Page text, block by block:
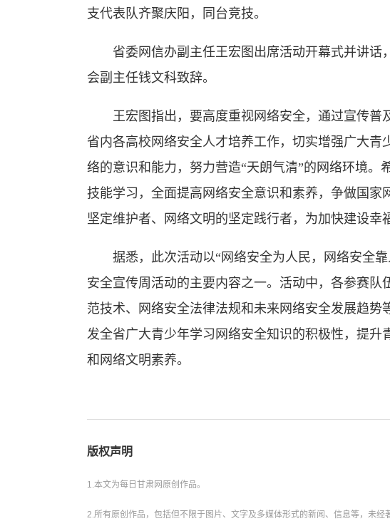
支代表队齐聚庆阳，同台竞技。
省委网信办副主任王宏图出席活动开幕式并讲话
会副主任钱文科致辞。
王宏图指出，要高度重视网络安全，通过宣传普
省内各高校网络安全人才培养工作，切实增强广大青
络的意识和能力，努力营造“天朗气清”的网络环境。
技能学习，全面提高网络安全意识和素养，争做国家
坚定维护者、网络文明的坚定践行者，为加快建设幸
据悉，此次活动以“网络安全为人民，网络安全靠
安全宣传周活动的主要内容之一。活动中，各参赛队
范技术、网络安全法律法规和未来网络安全发展趋势
发全省广大青少年学习网络安全知识的积极性，提升
和网络文明素养。
版权声明
1.本文为每日甘肃网原创作品。
2.所有原创作品，包括但不限于图片、文字及多媒体形式的新闻、信息等，未